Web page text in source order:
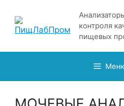
содержимому
контроля
пищевых